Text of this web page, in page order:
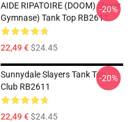
AIDE RIPATOIRE (DOOM) Slayer
Gymnase) Tank Top RB2611
22,49 €$24.45
-20%
Sunnydale Slayers Tank Top
Club RB2611
22,49 €$24.45
-20%